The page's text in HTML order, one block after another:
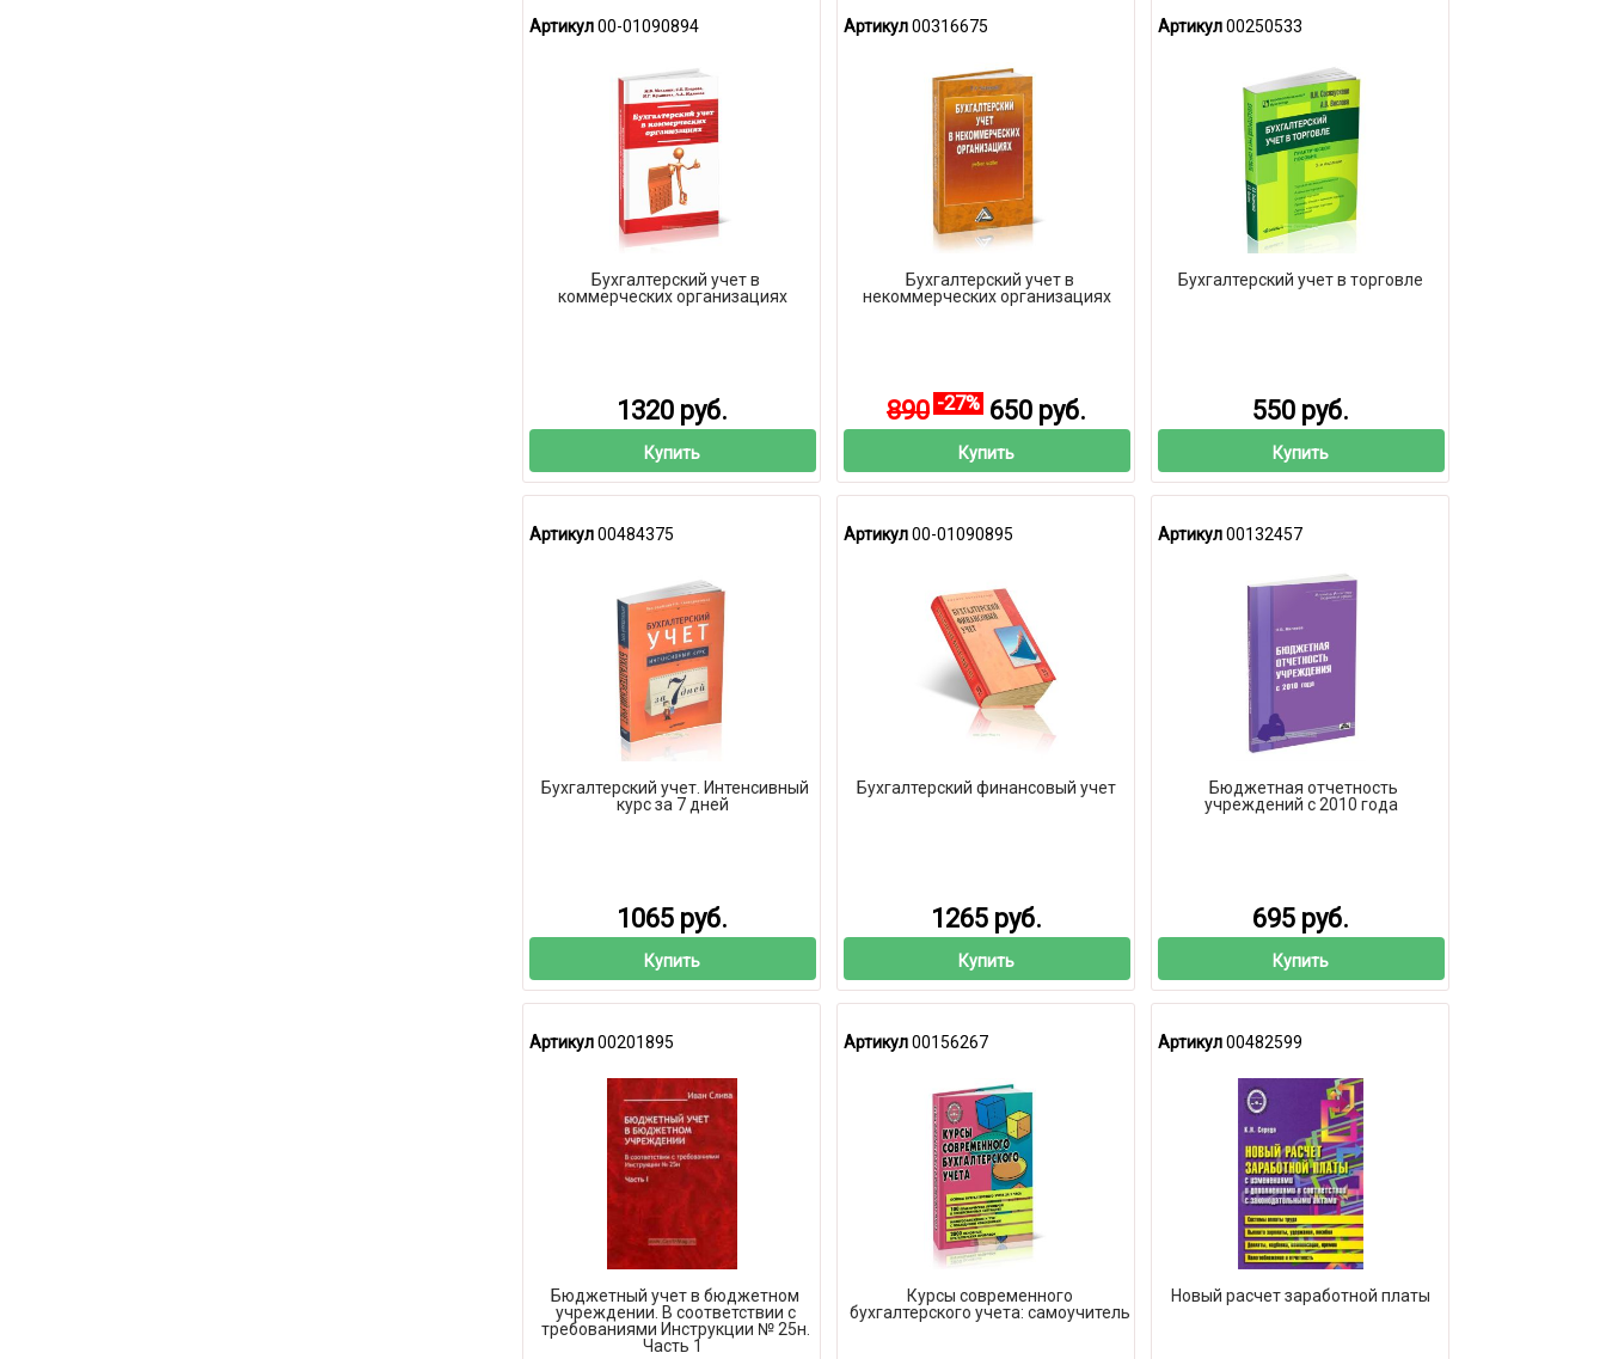
Артикул00-01090894
Бухгалтерский учет в
коммерческих организациях
1320 руб.
Купить
Артикул00316675
Бухгалтерский учет в
некоммерческих организациях
890 -27% 650 руб.
Купить
Артикул00250533
Бухгалтерский учет в торговле
550 руб.
Купить
Артикул00484375
Бухгалтерский учет. Интенсивный
курс за 7 дней
1065 руб.
Купить
Артикул00-01090895
Бухгалтерский финансовый учет
1265 руб.
Купить
Артикул00132457
Бюджетная отчетность
учреждений с 2010 года
695 руб.
Купить
Артикул00201895
Бюджетный учет в бюджетном
учреждении. В соответствии с
требованиями Инструкции № 25н.
Часть 1
Артикул00156267
Курсы современного
бухгалтерского учета: самоучитель
Артикул00482599
Новый расчет заработной платы